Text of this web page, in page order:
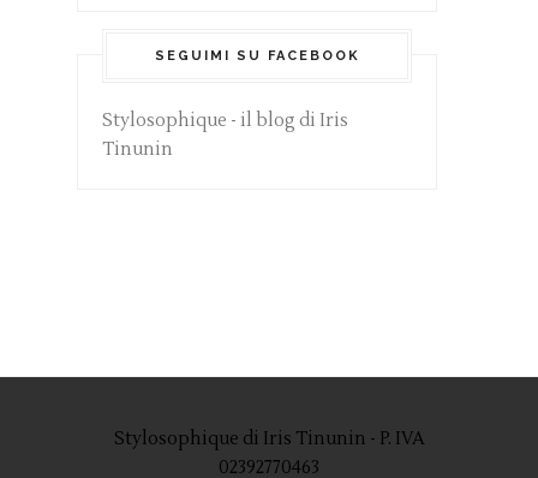
SEGUIMI SU FACEBOOK
Stylosophique - il blog di Iris
Tinunin
Stylosophique di Iris Tinunin - P. IVA
02392770463